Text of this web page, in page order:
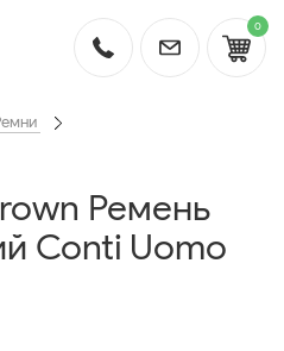
0
Ремень
Conti Uomo